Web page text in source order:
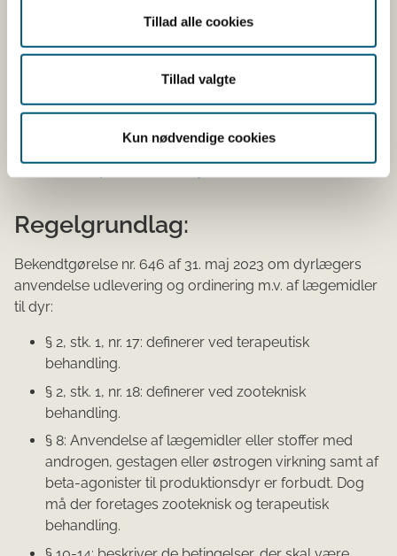
Tillad alle cookies
Tillad valgte
Kun nødvendige cookies
enkeltdyrsbehandling af køer/kvier med forstyrrelser i
ovariefunktionen, som er terapeutisk behandling, og
dermed tilladt. Enkeltdyrsbehandling af køer og kvier
med normal ovariefunktion med progesteronsspiraler er
ulovlig behandling.
Reglerne for anvendelse af hormoner er også
Regelgrundlag:
Bekendtgørelse nr. 646 af 31. maj 2023 om dyrlægers
anvendelse udlevering og ordinering m.v. af lægemidler
til dyr:
§ 2, stk. 1, nr. 17: definerer ved terapeutisk
behandling.
§ 2, stk. 1, nr. 18: definerer ved zooteknisk
behandling.
§ 8: Anvendelse af lægemidler eller stoffer med
androgen, gestagen eller østrogen virkning samt af
beta-agonister til produktionsdyr er forbudt. Dog
må der foretages zooteknisk og terapeutisk
behandling.